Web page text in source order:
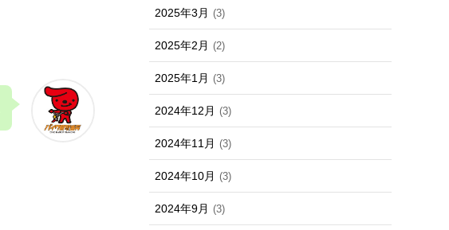
2025年3月 (3)
2025年2月 (2)
2025年1月 (3)
2024年12月 (3)
2024年11月 (3)
2024年10月 (3)
2024年9月 (3)